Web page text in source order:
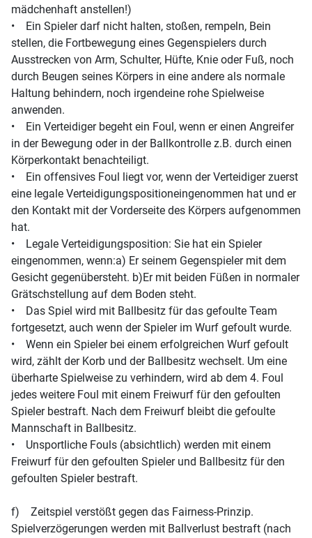
mädchenhaft anstellen!)
• Ein Spieler darf nicht halten, stoßen, rempeln, Bein
stellen, die Fortbewegung eines Gegenspielers durch
Ausstrecken von Arm, Schulter, Hüfte, Knie oder Fuß, noch
durch Beugen seines Körpers in eine andere als normale
Haltung behindern, noch irgendeine rohe Spielweise
anwenden.
• Ein Verteidiger begeht ein Foul, wenn er einen Angreifer
in der Bewegung oder in der Ballkontrolle z.B. durch einen
Körperkontakt benachteiligt.
• Ein offensives Foul liegt vor, wenn der Verteidiger zuerst
eine legale Verteidigungspositioneingenommen hat und er
den Kontakt mit der Vorderseite des Körpers aufgenommen
hat.
• Legale Verteidigungsposition: Sie hat ein Spieler
eingenommen, wenn:a) Er seinem Gegenspieler mit dem
Gesicht gegenübersteht. b)Er mit beiden Füßen in normaler
Grätschstellung auf dem Boden steht.
• Das Spiel wird mit Ballbesitz für das gefoulte Team
fortgesetzt, auch wenn der Spieler im Wurf gefoult wurde.
• Wenn ein Spieler bei einem erfolgreichen Wurf gefoult
wird, zählt der Korb und der Ballbesitz wechselt. Um eine
überharte Spielweise zu verhindern, wird ab dem 4. Foul
jedes weitere Foul mit einem Freiwurf für den gefoulten
Spieler bestraft. Nach dem Freiwurf bleibt die gefoulte
Mannschaft in Ballbesitz.
• Unsportliche Fouls (absichtlich) werden mit einem
Freiwurf für den gefoulten Spieler und Ballbesitz für den
gefoulten Spieler bestraft.
f) Zeitspiel verstößt gegen das Fairness-Prinzip.
Spielverzögerungen werden mit Ballverlust bestraft (nach